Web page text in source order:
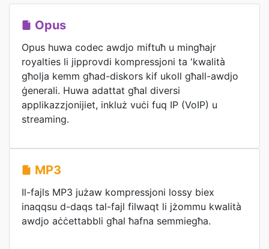
Opus
Opus huwa codec awdjo miftuħ u mingħajr
royalties li jipprovdi kompressjoni ta 'kwalità
għolja kemm għad-diskors kif ukoll għall-awdjo
ġenerali. Huwa adattat għal diversi
applikazzjonijiet, inkluż vuċi fuq IP (VoIP) u
streaming.
MP3
Il-fajls MP3 jużaw kompressjoni lossy biex
inaqqsu d-daqs tal-fajl filwaqt li jżommu kwalità
awdjo aċċettabbli għal ħafna semmiegħa.